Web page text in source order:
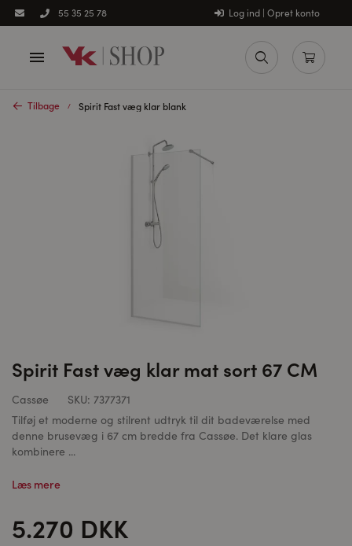
55 35 25 78 Log ind | Opret konto
Tilbage Spirit Fast væg klar blank
Spirit Fast væg klar mat sort 67 CM
Cassøe SKU: 7377371
Tilføj et moderne og stilrent udtryk til dit badeværelse med
denne brusevæg i 67 cm bredde fra Cassøe. Det klare glas
kombinere ...
Læs mere
5.270 DKK